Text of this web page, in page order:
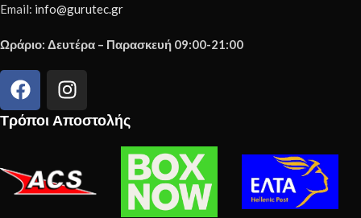
Email: info@gurutec.gr
Ωράριο: Δευτέρα – Παρασκευή 09:00-21:00
Τρόποι Αποστολής